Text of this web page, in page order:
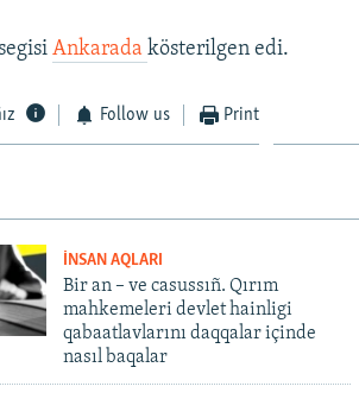
Ankaradakösterilgen edi.
Follow us Print
İNSAN AQLARI
Bir an – ve casussıñ. Qırım
mahkemeleri devlet hainligi
qabaatlavlarını daqqalar içinde
nasıl baqalar